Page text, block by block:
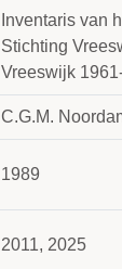
Inventaris van
Stichting
Vreeswijk
C.G.M.
1989
2011, 2025